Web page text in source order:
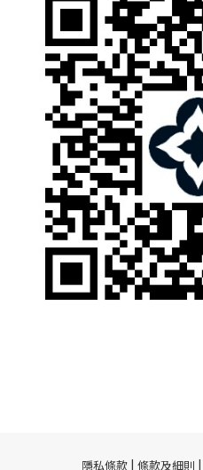
隱私條款| 條款及細則